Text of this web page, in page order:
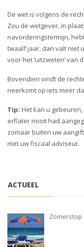
De wet is volgens de
Zou de wetgever, in
navorderingstermijn,
twaalf jaar, dan valt niet
voor het ‘uitzweten’ van
Bovendien vindt de
neerkomt op iets meer
Tip: Het kan u
erflater nooit had
zomaar buiten uw
met uw fiscaal adviseur.
ACTUEEL